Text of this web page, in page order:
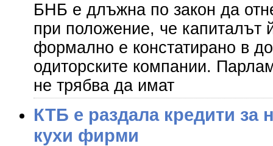
БНБ е длъжна по закон да
при положение, че капиталът
формално е констатирано в
одиторските компании.
не трябва да имат
КТБ е раздала кредити за
кухи фирми